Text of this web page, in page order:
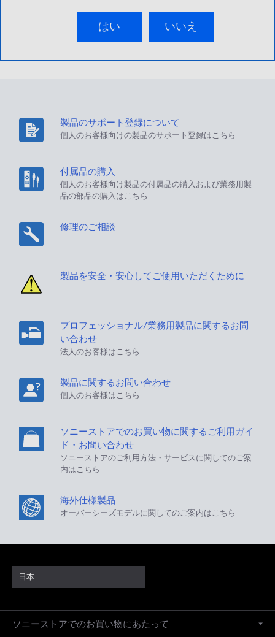
はい いいえ
製品のサポート登録について
個人のお客様向けの製品のサポート登録はこちら
付属品の購入
個人のお客様向け製品の付属品の購入および業務用製
品の部品の購入はこちら
修理のご相談
製品を安全・安心してご使用いただくために
プロフェッショナル/業務用製品に関するお問
い合わせ
法人のお客様はこちら
製品に関するお問い合わせ
個人のお客様はこちら
ソニーストアでのお買い物に関するご利用ガイ
ド・お問い合わせ
ソニーストアのご利用方法・サービスに関してのご案
内はこちら
海外仕様製品
オーバーシーズモデルに関してのご案内はこちら
日本
ソニーストアでのお買い物にあたって